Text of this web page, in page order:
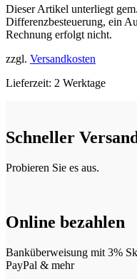
Dieser Artikel unterliegt
Differenzbesteuerung, ein
Rechnung erfolgt nicht.
zzgl. Versandkosten
Lieferzeit: 2 Werktage
Schneller Versand
Probieren Sie es aus.
Online bezahlen
Banküberweisung mit 3%
PayPal & mehr